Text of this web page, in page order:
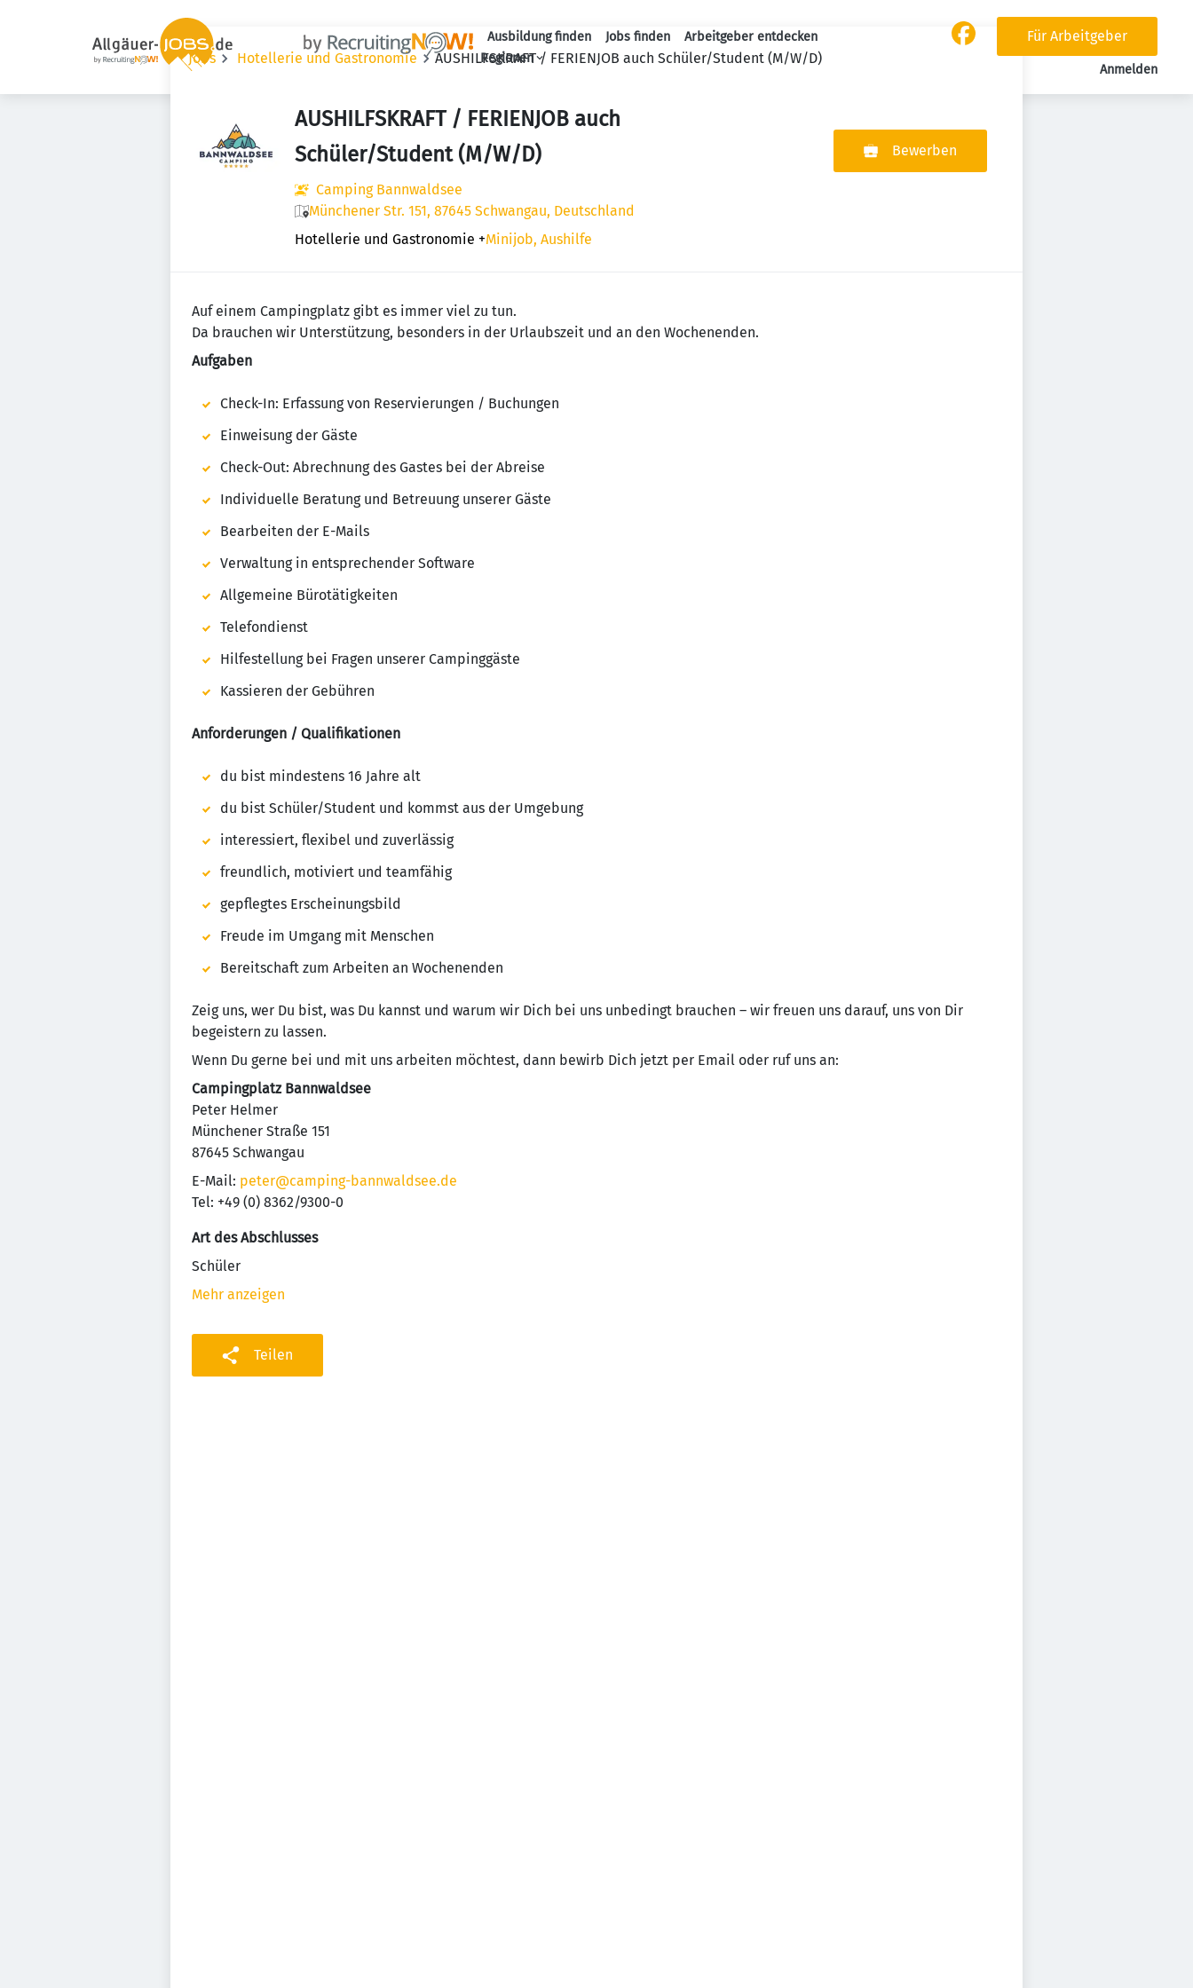
Haupt-Navigation
Ausbildung finden Jobs finden
Arbeitgeber entdecken
Regionen
Für Arbeitgeber
Anmelden
Jobs Hotellerie und Gastronomie AUSHILFSKRAFT / FERIENJOB auch Schüler/Student (M/W/D)
AUSHILFSKRAFT / FERIENJOB auch
Schüler/Student (M/W/D)
Camping Bannwaldsee
Münchener Str. 151, 87645 Schwangau, Deutschland
Hotellerie und Gastronomie +Minijob, Aushilfe
Bewerben
Auf einem Campingplatz gibt es immer viel zu tun.
Da brauchen wir Unterstützung, besonders in der Urlaubszeit und an den Wochenenden.
Aufgaben
Check-In: Erfassung von Reservierungen / Buchungen
Einweisung der Gäste
Check-Out: Abrechnung des Gastes bei der Abreise
Individuelle Beratung und Betreuung unserer Gäste
Bearbeiten der E-Mails
Verwaltung in entsprechender Software
Allgemeine Bürotätigkeiten
Telefondienst
Hilfestellung bei Fragen unserer Campinggäste
Kassieren der Gebühren
Anforderungen / Qualifikationen
du bist mindestens 16 Jahre alt
du bist Schüler/Student und kommst aus der Umgebung
interessiert, flexibel und zuverlässig
freundlich, motiviert und teamfähig
gepflegtes Erscheinungsbild
Freude im Umgang mit Menschen
Bereitschaft zum Arbeiten an Wochenenden
Zeig uns, wer Du bist, was Du kannst und warum wir Dich bei uns unbedingt brauchen – wir freuen uns darauf, uns von Dir
begeistern zu lassen.
Wenn Du gerne bei und mit uns arbeiten möchtest, dann bewirb Dich jetzt per Email oder ruf uns an:
Campingplatz Bannwaldsee
Peter Helmer
Münchener Straße 151
87645 Schwangau
E-Mail: peter@camping-bannwaldsee.de
Tel: +49 (0) 8362/9300-0
Art des Abschlusses
Schüler
Mehr anzeigen
Teilen